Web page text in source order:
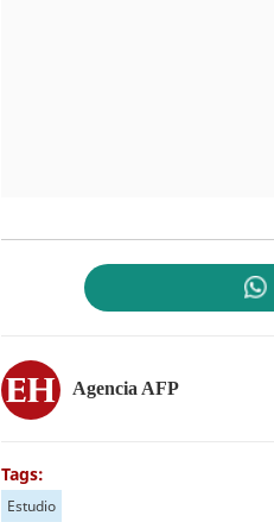
Agencia AFP
Tags:
Estudio